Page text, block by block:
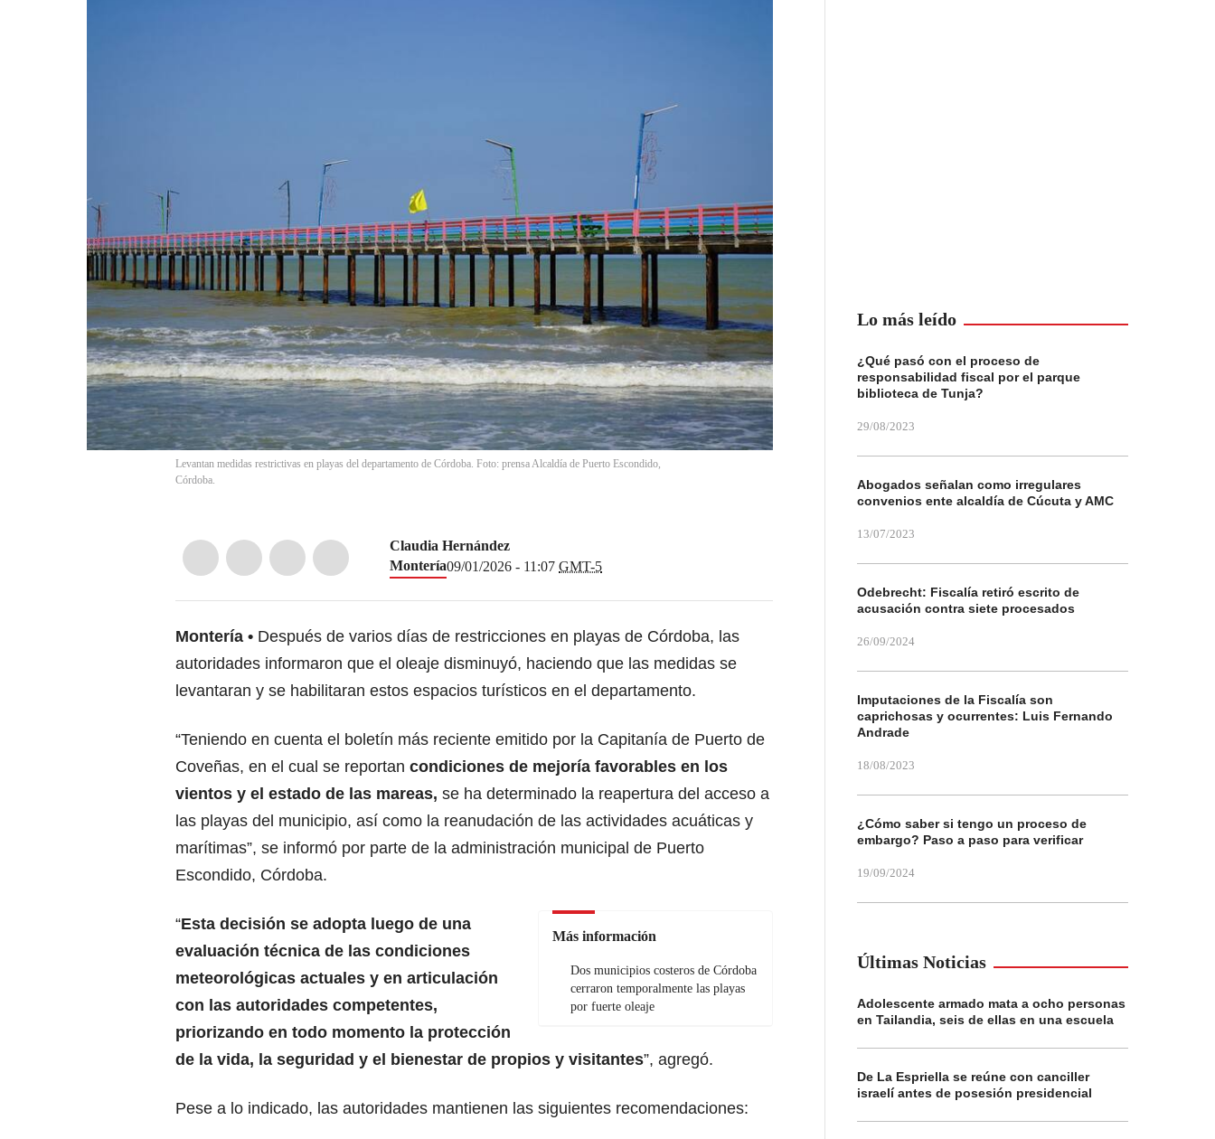
Levantan medidas restrictivas en playas del departamento de Córdoba. Foto: prensa Alcaldía de Puerto Escondido,
Córdoba.
Claudia Hernández
Montería09/01/2026 - 11:07 GMT-5
Montería
Después de varios días de restricciones en playas de Córdoba, las
autoridades informaron que el oleaje disminuyó, haciendo que las medidas se
levantaran y se habilitaran estos espacios turísticos en el departamento.
“Teniendo en cuenta el boletín más reciente emitido por la Capitanía de Puerto de
Coveñas, en el cual se reportan condiciones de mejoría favorables en los
vientos y el estado de las mareas, se ha determinado la reapertura del acceso a
las playas del municipio, así como la reanudación de las actividades acuáticas y
marítimas”, se informó por parte de la administración municipal de Puerto
Escondido, Córdoba.
Más información
Dos municipios costeros de Córdoba
cerraron temporalmente las playas
por fuerte oleaje
“Esta decisión se adopta luego de una
evaluación técnica de las condiciones
meteorológicas actuales y en articulación
con las autoridades competentes,
priorizando en todo momento la protección
de la vida, la seguridad y el bienestar de propios y visitantes”, agregó.
Pese a lo indicado, las autoridades mantienen las siguientes recomendaciones:
Lo más leído
¿Qué pasó con el proceso de
responsabilidad fiscal por el parque
biblioteca de Tunja?
29/08/2023
Abogados señalan como irregulares
convenios ente alcaldía de Cúcuta y AMC
13/07/2023
Odebrecht: Fiscalía retiró escrito de
acusación contra siete procesados
26/09/2024
Imputaciones de la Fiscalía son
caprichosas y ocurrentes: Luis Fernando
Andrade
18/08/2023
¿Cómo saber si tengo un proceso de
embargo? Paso a paso para verificar
19/09/2024
Últimas Noticias
Adolescente armado mata a ocho personas
en Tailandia, seis de ellas en una escuela
De La Espriella se reúne con canciller
israelí antes de posesión presidencial